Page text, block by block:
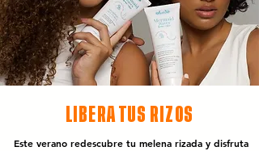
LIBERA TUS RIZOS
Este verano redescubre tu melena rizada y disfruta